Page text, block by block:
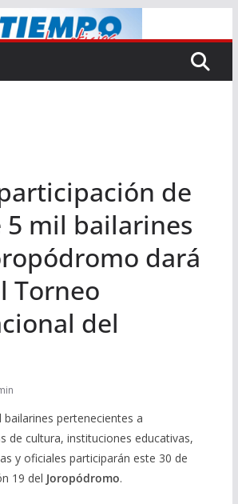
de
5 mil bailarines
dará
Torneo
del
pertenecientes a
de cultura, instituciones educativas,
y oficiales participarán este 30 de
19 del Joropódromo.